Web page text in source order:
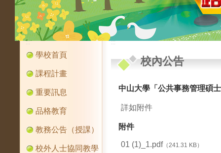
:::
學校首頁
課程計畫
重要訊息
品格教育
教務公告（授課）
校外人士協同教學
:::
校內公告
中山大學「公共事務管理碩
詳如附件
附件
01 (1)_1.pdf（241.31 KB）